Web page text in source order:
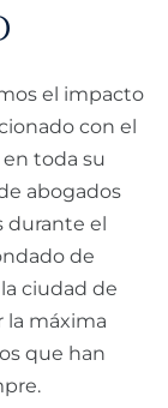
el impacto
con el
toda su
abogados
durante el
de
ciudad de
la máxima
que han